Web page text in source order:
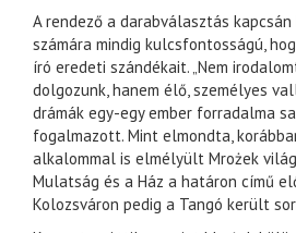
A rendező a darabválasztás
számára mindig kulcsfontosságú,
író eredeti szándékait. „Nem
dolgozunk, hanem élő, személyes
drámák egy-egy ember forradalma
fogalmazott. Mint elmondta,
alkalommal is elmélyült Mrożek
Mulatság és a Ház a határon című
Kolozsváron pedig a Tangó került